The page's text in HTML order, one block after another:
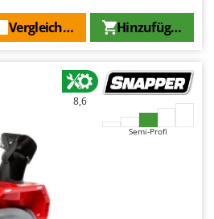
Hinzufügen
Vergleichen Sie
8,6
Semi-Profi